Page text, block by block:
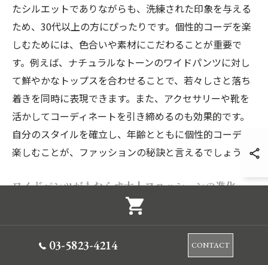
たシルエットでありながらも、洗練された印象を与える
ため、30代以上の方にぴったりです。個性的コーデを楽
しむためには、色合いや素材にこだわることが重要で
す。例えば、ナチュラルなトーンのワイドパンツに対し
て鮮やかなトップスを合わせることで、若々しさと落ち
着きを同時に表現できます。また、アクセサリーや靴を
活かしてコーディネートを引き締めるのも効果的です。
自分のスタイルを確立し、年齢とともに個性的コーデを
楽しむことが、ファッションの秘訣と言えるでしょう。
ワイドパンツがもたらす大人ファッションの進化
ワイドパンツは、ただの流行アイテムではなく、大人の
ファッションに革新をもたらすキーピースです。2025年
の春夏、東京都での個性的コーデにおいて、このアイテ
03-5823-4214 CONTACT